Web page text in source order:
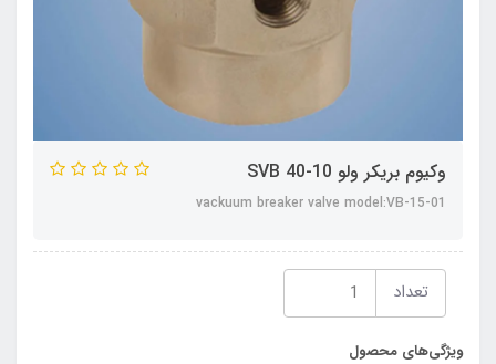
وکیوم بریکر ولو SVB 40-10
vackuum breaker valve model:VB-15-01
تعداد
ویژگی‌های محصول